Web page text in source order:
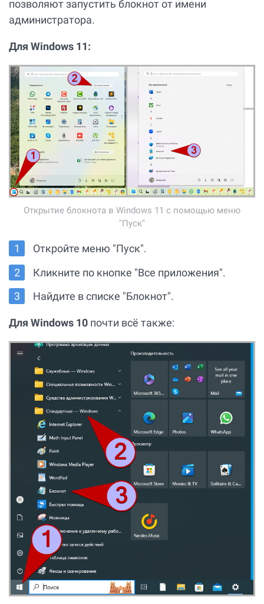
позволяют запустить блокнот от имени
администратора.
Для Windows 11:
Открытие блокнота в Windows 11 с помощью меню
"Пуск"
Откройте меню "Пуск".
Кликните по кнопке "Все приложения".
Найдите в списке "Блокнот".
Для Windows 10 почти всё также: